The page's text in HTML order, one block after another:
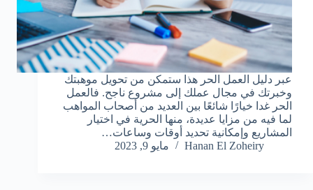
عبر دليل العمل الحر هذا ستمكن من تحويل موهبتك
وخبرتك في مجال عملك إلى مشروع ناجح. فالعمل
الحر غدا خيارًا شائعًا بين العديد من أصحاب المواهب
لما فيه من مزايا عديدة، منها الحرية في اختيار
المشاريع وإمكانية تحديد أوقات وساعات…
Hanan El Zoheiry
مايو 9, 2023